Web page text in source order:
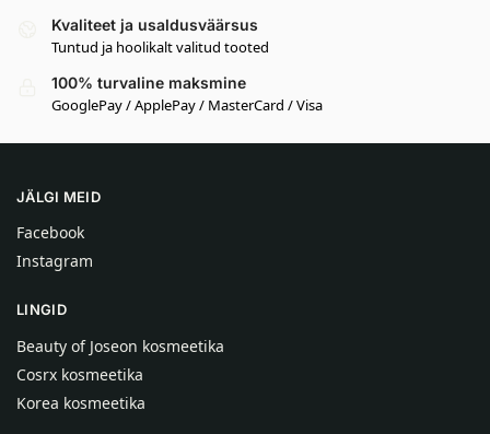
Kvaliteet ja usaldusväärsus
Tuntud ja hoolikalt valitud tooted
100% turvaline maksmine
GooglePay / ApplePay / MasterCard / Visa
JÄLGI MEID
Facebook
Instagram
LINGID
Beauty of Joseon kosmeetika
Cosrx kosmeetika
Korea kosmeetika